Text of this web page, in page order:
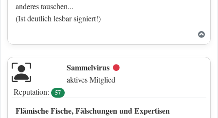
anderes tauschen...
(Ist deutlich lesbar signiert!)
Sammelvirus Offline
aktives Mitglied
Reputation:
57
Flämische Fische, Fälschungen und Expertisen